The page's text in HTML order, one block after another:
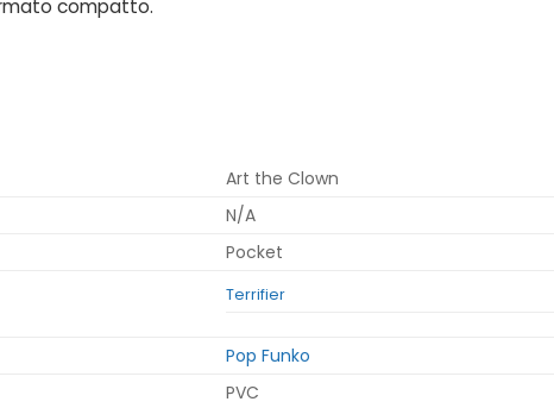
compatto.
Art the Clown
N/A
Pocket
Terrifier
Pop Funko
PVC